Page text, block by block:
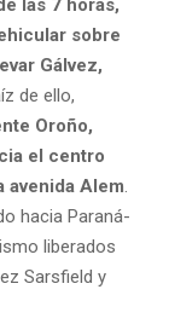
sobre
Gálvez,
de ello,
Oroño,
el centro
avenida Alem
hacia Paraná-
liberados
Sarsfield y